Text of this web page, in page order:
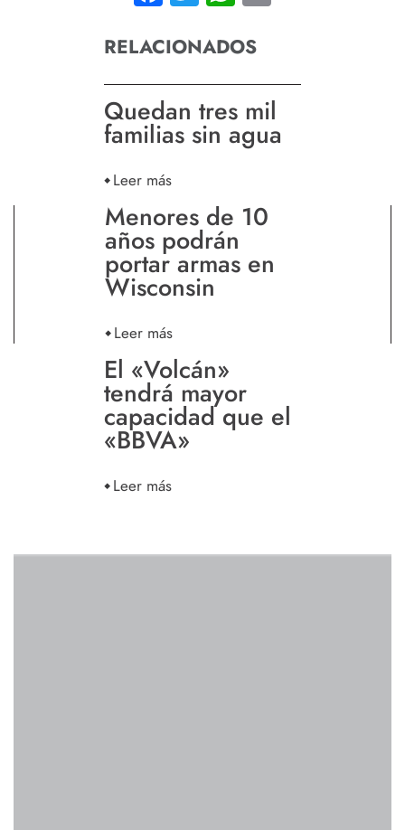
RELACIONADOS
Quedan tres mil
familias sin agua
Leer más
Menores de 10
años podrán
portar armas en
Wisconsin
Leer más
El «Volcán»
tendrá mayor
capacidad que el
«BBVA»
Leer más